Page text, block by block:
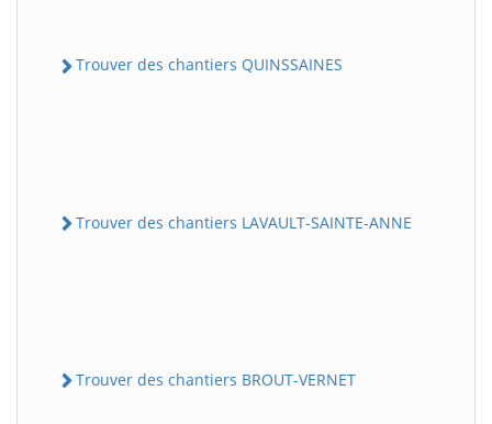
Trouver des chantiers QUINSSAINES
Trouver des chantiers LAVAULT-SAINTE-ANNE
Trouver des chantiers BROUT-VERNET